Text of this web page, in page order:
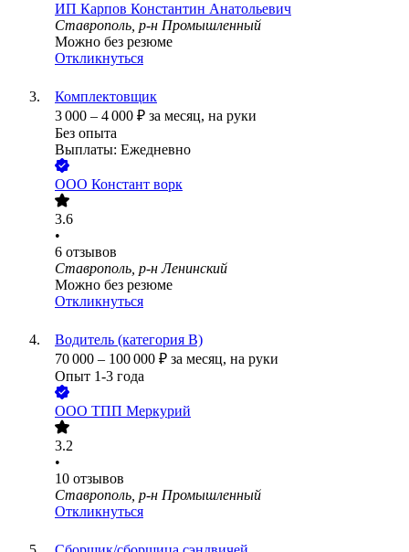
ИП Карпов Константин Анатольевич
Ставрополь, р-н Промышленный
Можно без резюме
Откликнуться
Комплектовщик
3 000 – 4 000 ₽ за месяц, на руки
Без опыта
Выплаты: Ежедневно
ООО Констант ворк
3.6
•
6 отзывов
Ставрополь, р-н Ленинский
Можно без резюме
Откликнуться
Водитель (категория В)
70 000 – 100 000 ₽ за месяц, на руки
Опыт 1-3 года
ООО ТПП Меркурий
3.2
•
10 отзывов
Ставрополь, р-н Промышленный
Откликнуться